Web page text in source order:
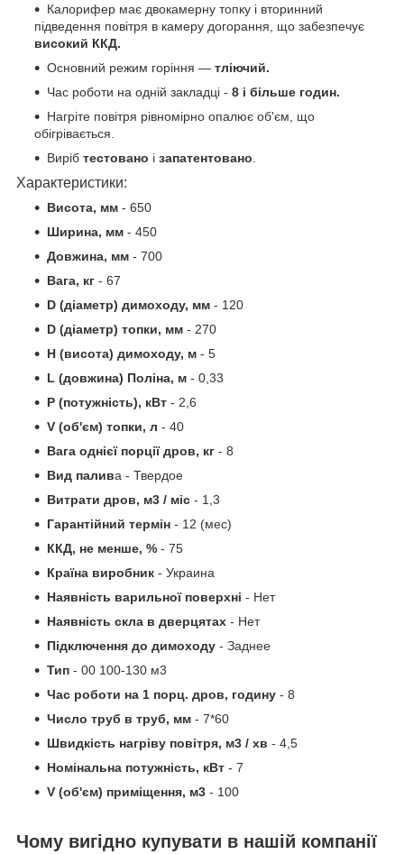
Калорифер має двокамерну топку і вторинний
підведення повітря в камеру догорання, що забезпечує
високий ККД.
Основний режим горіння ― тліючий.
Час роботи на одній закладці - 8 і більше годин.
Нагріте повітря рівномірно опалює об'єм, що
обігрівається.
Виріб тестовано і запатентовано
Характеристики:
Висота, мм - 650
Ширина, мм - 450
Довжина, мм - 700
Вага, кг - 67
D (діаметр) димоходу, мм - 120
D (діаметр) топки, мм - 270
H (висота) димоходу, м - 5
L (довжина) Поліна, м - 0,33
P (потужність), кВт - 2,6
V (об'єм) топки, л - 40
Вага однієї порції дров, кг - 8
Вид палива - Твердое
Витрати дров, м3 / міс - 1,3
Гарантійний термін - 12 (мес)
ККД, не менше, % - 75
Країна виробник - Украина
Наявність варильної поверхні - Нет
Наявність скла в дверцятах - Нет
Підключення до димоходу - Заднее
Тип - 00 100-130 м3
Час роботи на 1 порц. дров, годину - 8
Число труб в труб, мм - 7*60
Швидкість нагріву повітря, м3 / хв - 4,5
Номінальна потужність, кВт - 7
V (об'єм) приміщення, м3 - 100
Чому вигідно купувати в нашій компанії